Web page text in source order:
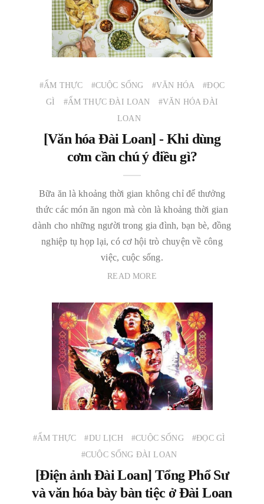
#ẨM THỰC #CUỘC SỐNG #VĂN HÓA
#ĐỌC
GÌ
#ẨM THỰC ĐÀI LOAN
#VĂN HÓA ĐÀI
LOAN
[Văn hóa Đài Loan] - Khi dùng
cơm cần chú ý điều gì?
Bữa ăn là khoảng thời gian không chỉ để thưởng
thức các món ăn ngon mà còn là khoảng thời gian
dành cho những người trong gia đình, bạn bè, đồng
nghiệp tụ họp lại, có cơ hội trò chuyện về công
việc, cuộc sống.
READ MORE
#ẨM THỰC #DU LỊCH #CUỘC SỐNG
#ĐỌC GÌ
#CUỘC SỐNG ĐÀI LOAN
[Điện ảnh Đài Loan] Tổng Phổ Sư
và văn hóa bày bàn tiệc ở Đài Loan